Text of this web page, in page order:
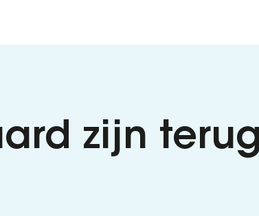
zijn terug